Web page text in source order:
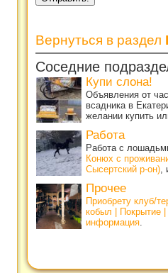
Вернуться в раздел
Соседние
Купи слона!
Объявления от
всадника в
желании купить
Работа
Работа с
Конюх с
Сысертский р-он)
Прочее
Приобрету клуб/
кобыл | Покрытие
информация